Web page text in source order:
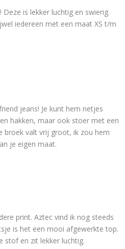
Deze is lekker luchtig en swierig.
iedereen met een maat XS t/m
jeans! Je kunt hem netjes
hakken, maar ook stoer met een
broek valt vrij groot, ik zou hem
je eigen maat.
print. Aztec vind ik nog steeds
is het een mooi afgewerkte top.
stof en zit lekker luchtig.